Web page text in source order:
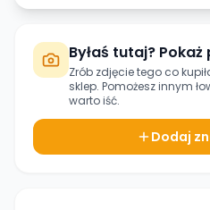
Byłaś tutaj? Pokaż
Zrób zdjęcie tego co
sklep. Pomożesz innym
warto iść.
Dodaj